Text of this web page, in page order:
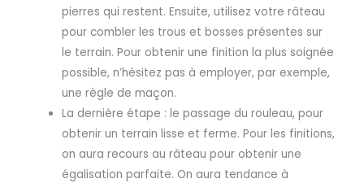
pierres qui restent. Ensuite, utilisez votre râteau
pour combler les trous et bosses présentes sur
le terrain. Pour obtenir une finition la plus soignée
possible, n’hésitez pas à employer, par exemple,
une règle de maçon.
La dernière étape : le passage du rouleau, pour
obtenir un terrain lisse et ferme. Pour les finitions,
on aura recours au râteau pour obtenir une
égalisation parfaite. On aura tendance à